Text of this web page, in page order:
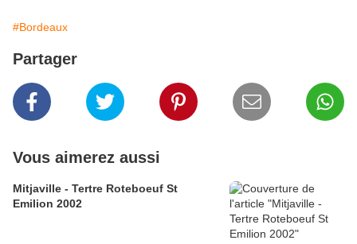
#Bordeaux
Partager
Vous aimerez aussi
Mitjaville - Tertre Roteboeuf St
Emilion 2002